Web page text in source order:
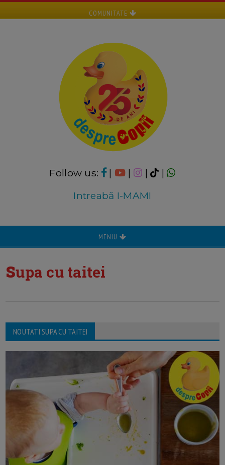
COMUNITATE
Follow us: | | |
|
Intreabă I-MAMI
MENIU
supa cu taitei
NOUTATI SUPA CU TAITEI